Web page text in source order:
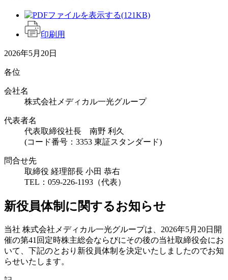
(121KB)
印刷用
2026年5月20日
各位
会社名
株式会社メディカル一光グループ
代表者名
代表取締役社長 南野 利久
(コード番号：3353 東証スタンダード)
問合せ先
取締役 経理部長 小田 恭右
TEL：059-226-1193（代表）
新役員体制に関するお知らせ
当社 株式会社メディカル一光グループは、2026年5月20日開
催の第41回定時株主総会ならびにその後の当社取締役会にお
いて、下記のとおり新役員体制を決定いたしましたのでお知
らせいたします。